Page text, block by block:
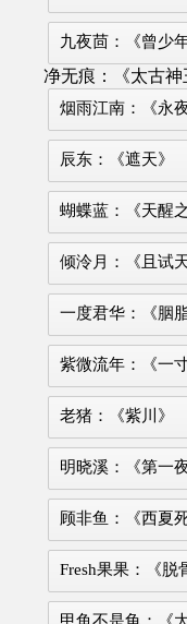
九夜茴：《曾少年
净无痕：《太古神
烟雨江南：《永
辰东：《遮天》
蝴蝶蓝：《天醒之
倾泠月：《且试天
一度君华：《胭脂
紫微流年：《一
老猪：《紫川》
明晓溪：《第一
顾非鱼：《西夏死
Fresh果果：《脱